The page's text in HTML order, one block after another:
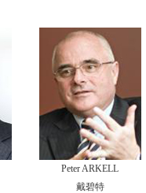
Peter ARKELL
戴碧特